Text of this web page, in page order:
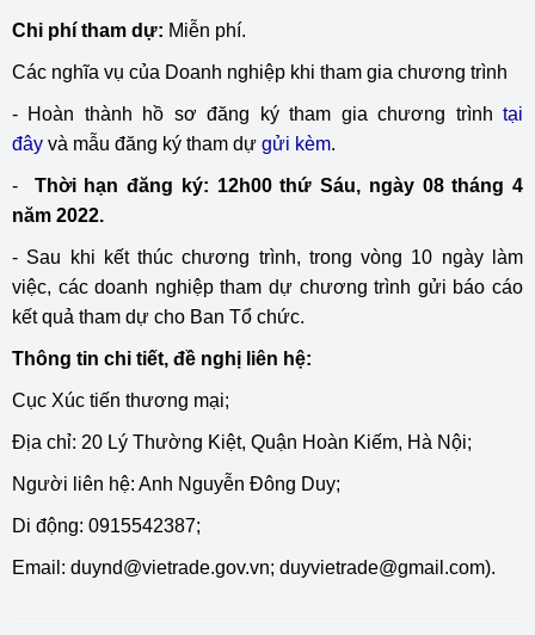
Chi phí tham dự: Miễn phí.
Các nghĩa vụ của Doanh nghiệp khi tham gia chương trình
- Hoàn thành hồ sơ đăng ký tham gia chương trình tại
đây và mẫu đăng ký tham dự gửi kèm.
- Thời hạn đăng ký: 12h00 thứ Sáu, ngày 08 tháng 4
năm 2022.
- Sau khi kết thúc chương trình, trong vòng 10 ngày làm
việc, các doanh nghiệp tham dự chương trình gửi báo cáo
kết quả tham dự cho Ban Tổ chức.
Thông tin chi tiết, đề nghị liên hệ:
Cục Xúc tiến thương mại;
Địa chỉ: 20 Lý Thường Kiệt, Quận Hoàn Kiếm, Hà Nội;
Người liên hệ: Anh Nguyễn Đông Duy;
Di động: 0915542387;
Email: duynd@vietrade.gov.vn; duyvietrade@gmail.com).